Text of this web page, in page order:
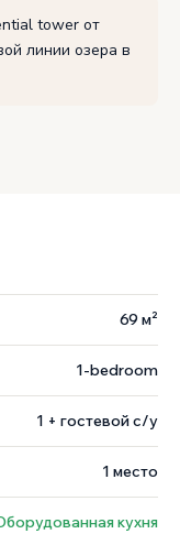
tower от
линии озера в
69 м²
1-bedroom
1 + гостевой с/у
1 место
кухня